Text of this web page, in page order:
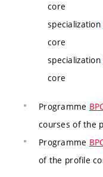
core
specialization
core
specialization
core
Programme
courses of the
Programme
of the profile